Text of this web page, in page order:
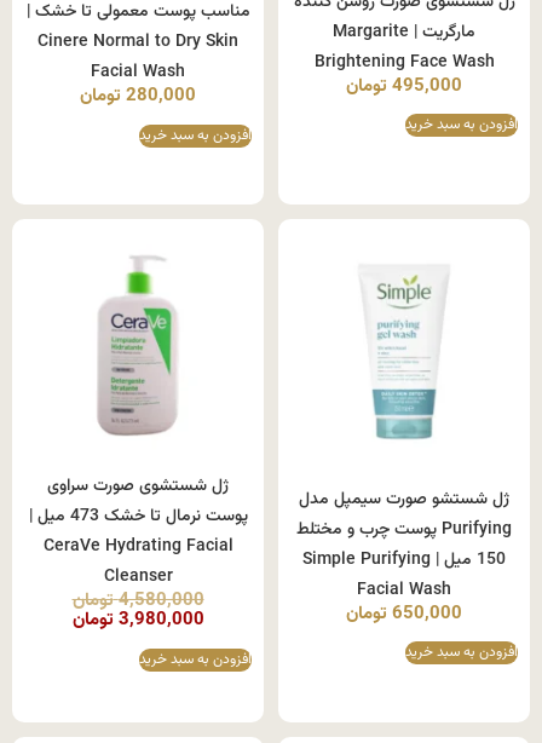
مارگریت | Margarite
Brightening Face Wash
495,000 تومان
افزودن به سبد خرید
مناسب پوست معمولی تا خشک |
Cinere Normal to Dry Skin
Facial Wash
280,000 تومان
افزودن به سبد خرید
ژل شستشو صورت سیمپل مدل
Purifying پوست چرب و مختلط
150 میل | Simple Purifying
Facial Wash
650,000 تومان
افزودن به سبد خرید
ژل شستشوی صورت سراوی
پوست نرمال تا خشک 473 میل |
CeraVe Hydrating Facial
Cleanser
4,580,000تومان
3,980,000 تومان
افزودن به سبد خرید